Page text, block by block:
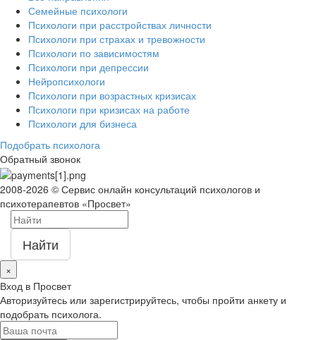
Семейные психологи
Психологи при расстройствах личности
Психологи при страхах и тревожности
Психологи по зависимостям
Психологи при депрессии
Нейропсихологи
Психологи при возрастных кризисах
Психологи при кризисах на работе
Психологи для бизнеса
Подобрать психолога
Обратный звонок
2008-2026 © Сервис онлайн консультаций психологов и
психотерапевтов «Просвет»
Найти
×
Вход в Просвет
Авторизуйтесь или зарегистрируйтесь, чтобы пройти анкету и
подобрать психолога.